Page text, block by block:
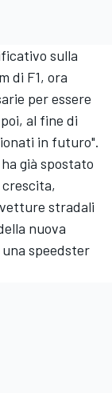
sulla
di F1, ora
per essere
al fine di
in futuro".
già spostato
stradali
nuova
speedster